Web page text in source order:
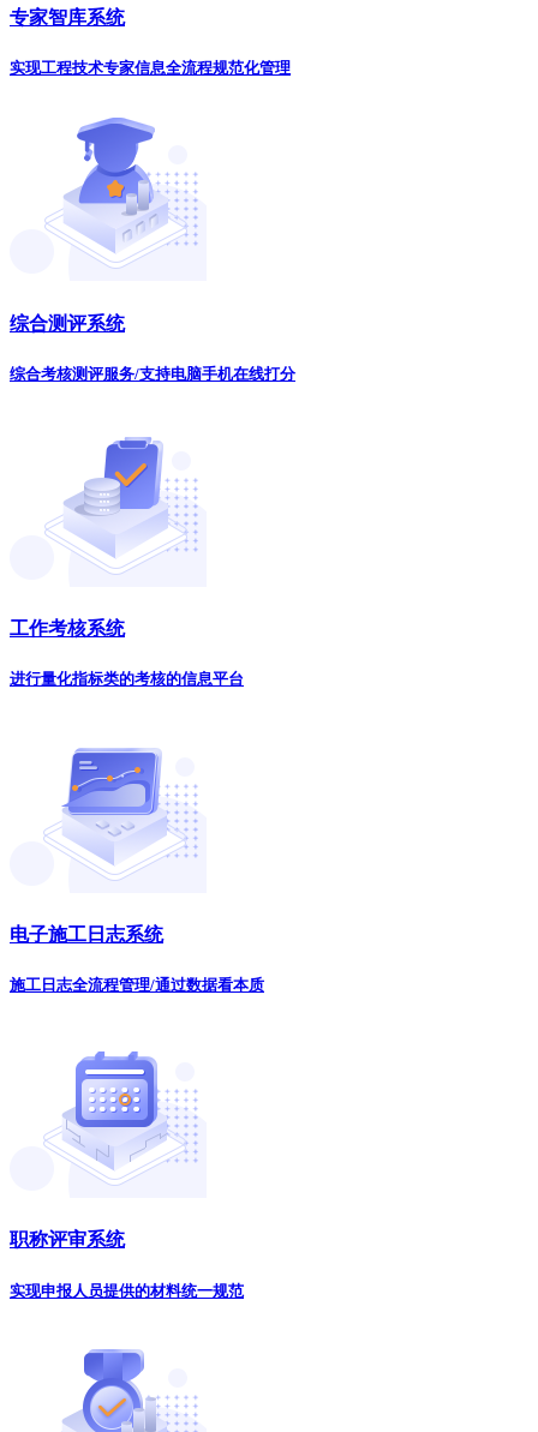
专家智库系统
实现工程技术专家信息全流程规范化管理
综合测评系统
综合考核测评服务/支持电脑手机在线打分
工作考核系统
进行量化指标类的考核的信息平台
电子施工日志系统
施工日志全流程管理/通过数据看本质
职称评审系统
实现申报人员提供的材料统一规范